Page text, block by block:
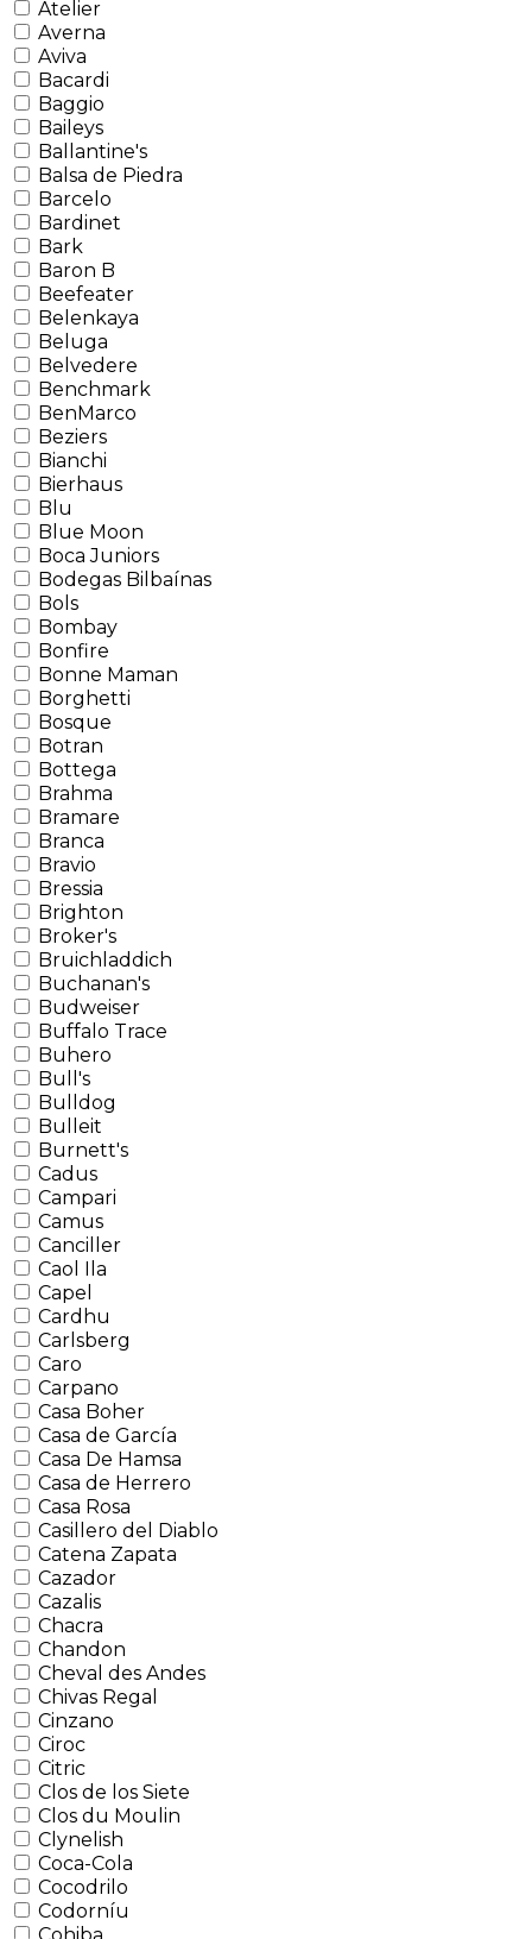
Atelier
Averna
Aviva
Bacardi
Baggio
Baileys
Ballantine's
Balsa de Piedra
Barcelo
Bardinet
Bark
Baron B
Beefeater
Belenkaya
Beluga
Belvedere
Benchmark
BenMarco
Beziers
Bianchi
Bierhaus
Blu
Blue Moon
Boca Juniors
Bodegas Bilbaínas
Bols
Bombay
Bonfire
Bonne Maman
Borghetti
Bosque
Botran
Bottega
Brahma
Bramare
Branca
Bravio
Bressia
Brighton
Broker's
Bruichladdich
Buchanan's
Budweiser
Buffalo Trace
Buhero
Bull's
Bulldog
Bulleit
Burnett's
Cadus
Campari
Camus
Canciller
Caol Ila
Capel
Cardhu
Carlsberg
Caro
Carpano
Casa Boher
Casa de García
Casa De Hamsa
Casa de Herrero
Casa Rosa
Casillero del Diablo
Catena Zapata
Cazador
Cazalis
Chacra
Chandon
Cheval des Andes
Chivas Regal
Cinzano
Ciroc
Citric
Clos de los Siete
Clos du Moulin
Clynelish
Coca-Cola
Cocodrilo
Codorníu
Cohiba